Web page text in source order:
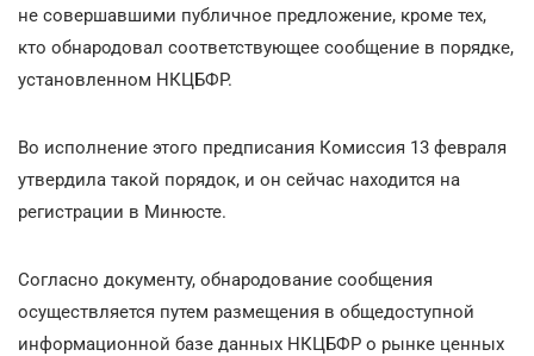
не совершавшими публичное предложение, кроме тех,
кто обнародовал соответствующее сообщение в порядке,
установленном НКЦБФР.
Во исполнение этого предписания Комиссия 13 февраля
утвердила такой порядок, и он сейчас находится на
регистрации в Минюсте.
Согласно документу, обнародование сообщения
осуществляется путем размещения в общедоступной
информационной базе данных НКЦБФР о рынке ценных